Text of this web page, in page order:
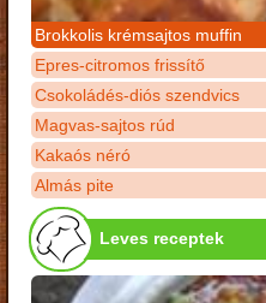
Brokkolis krémsajtos muffin
Epres-citromos frissítő
Csokoládés-diós szendvics
Magvas-sajtos rúd
Kakaós néró
Almás pite
Leves receptek